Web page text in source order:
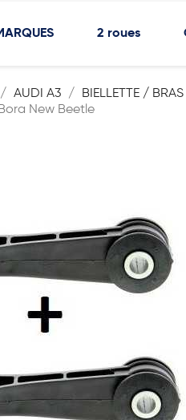
2 roues
AUDI A3 BIELLETTE /
New Beetle